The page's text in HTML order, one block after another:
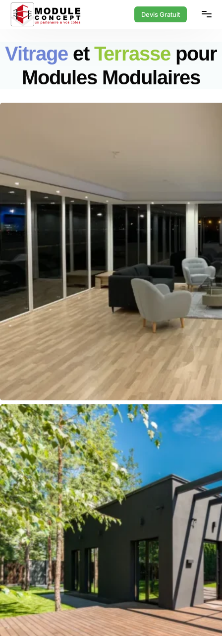
Devis Gratuit
Vitrageet Terrassepour
Modules Modulaires